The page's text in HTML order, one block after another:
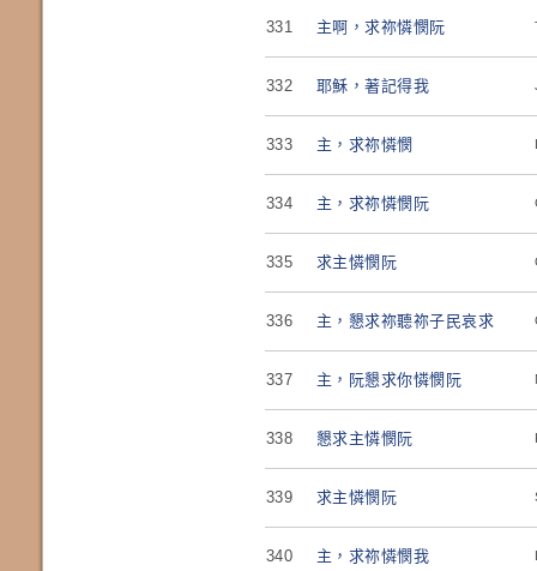
331 主啊，求祢憐憫阮
332 耶穌，著記得我
333 主，求祢憐憫
334 主，求祢憐憫阮
335 求主憐憫阮
336 主，懇求祢聽祢子民哀求
337 主，阮懇求你憐憫阮
338 懇求主憐憫阮
339 求主憐憫阮
340 主，求祢憐憫我